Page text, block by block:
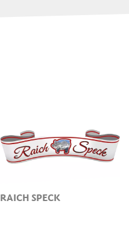
RAICH SPECK